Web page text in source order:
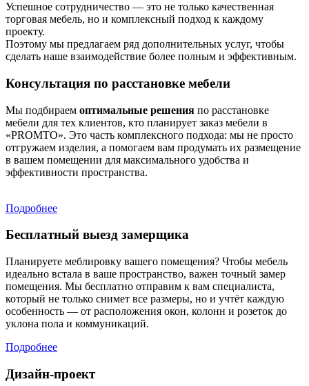
Успешное сотрудничество — это не только качественная
торговая мебель, но и комплексный подход к каждому
проекту.
Поэтому мы предлагаем ряд дополнительных услуг, чтобы
сделать наше взаимодействие более полным и эффективным.
Консультация по расстановке мебели
Мы подбираем оптимальные решения по расстановке
мебели для тех клиентов, кто планирует заказ мебели в
«PROMTO». Это часть комплексного подхода: мы не просто
отгружаем изделия, а помогаем вам продумать их размещение
в вашем помещении для максимального удобства и
эффективности пространства.
Подробнее
Бесплатный выезд замерщика
Планируете меблировку вашего помещения? Чтобы мебель
идеально встала в ваше пространство, важен точный замер
помещения. Мы бесплатно отправим к вам специалиста,
который не только снимет все размеры, но и учтёт каждую
особенность — от расположения окон, колонн и розеток до
уклона пола и коммуникаций.
Подробнее
Дизайн-проект